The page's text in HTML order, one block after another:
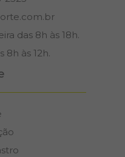
das 8h às 18h.
8h às 12h.